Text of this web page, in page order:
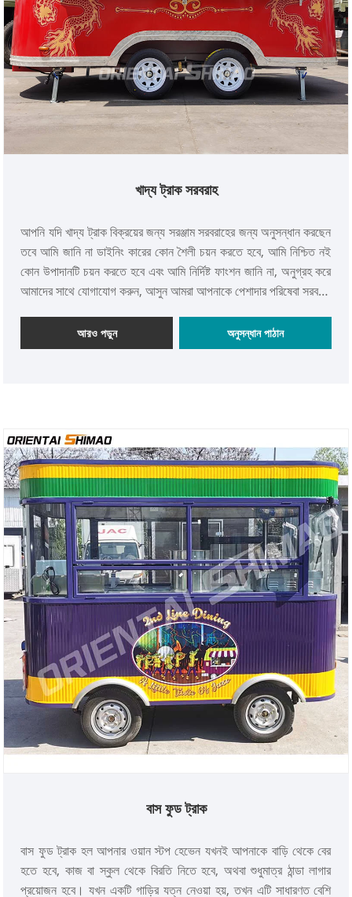
খাদ্য ট্রাক সরবরাহ
আপনি যদি খাদ্য ট্রাক বিক্রয়ের জন্য সরঞ্জাম সরবরাহের জন্য অনুসন্ধান করছেন
তবে আমি জানি না ডাইনিং কারের কোন শৈলী চয়ন করতে হবে, আমি নিশ্চিত নই
কোন উপাদানটি চয়ন করতে হবে এবং আমি নির্দিষ্ট ফাংশন জানি না, অনুগ্রহ করে
আমাদের সাথে যোগাযোগ করুন, আসুন আমরা আপনাকে পেশাদার পরিষেবা সরবরাহ
করতে পারে। আপনি আপনার প্রথম ফুড ট্রাক কেনার চেষ্টা করছেন বা আপনার
বহরের সম্প্রসারণ করতে চাইছেন না কেন, বিক্রয়ের জন্য আমাদের খাদ্য ট্রাক,
আরও পড়ুন অনুসন্ধান পাঠান
বাস ফুড ট্রাক
বাস ফুড ট্রাক হল আপনার ওয়ান স্টপ হেভেন যখনই আপনাকে বাড়ি থেকে বের
হতে হবে, কাজ বা স্কুল থেকে বিরতি নিতে হবে, অথবা শুধুমাত্র ঠান্ডা লাগার
প্রয়োজন হবে। যখন একটি গাড়ির যত্ন নেওয়া হয়, তখন এটি সাধারণত বেশি